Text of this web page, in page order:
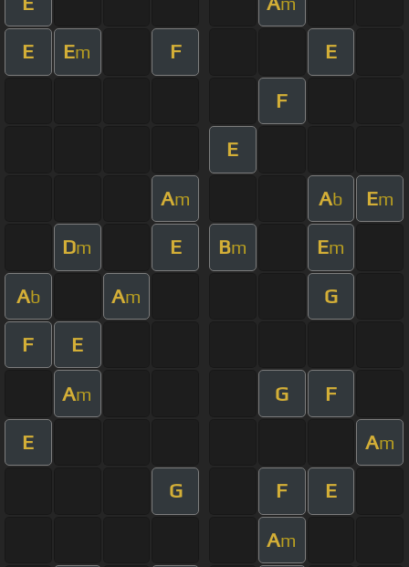
E Em F E
F
E
Am Ab Em
Dm E Bm Em
Ab Am G
F E
Am G F
E Am
G F E
Am